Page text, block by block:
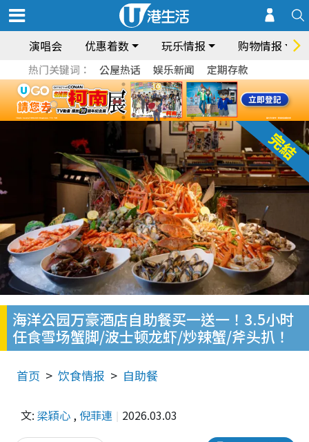
演唱会 优惠着数 玩乐情报 购物情报
热门关键词： 公屋热话 娱乐新闻 定期存款
海洋公园万豪酒店自助餐买一送一！3.5小时
任食雪场蟹脚/波士顿龙虾/炒辣蟹/斧头扒！
首页 饮食情报 自助餐
文: 梁穎心 , 倪菲連 2026.03.03